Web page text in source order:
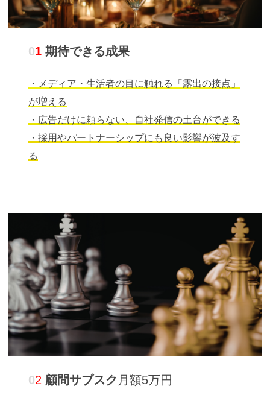
01 期待できる成果
・メディア・生活者の目に触れる「露出の接点」
が増える
・広告だけに頼らない、自社発信の土台ができる
・採用やパートナーシップにも良い影響が波及す
る
02 顧問サブスク 月額5万円